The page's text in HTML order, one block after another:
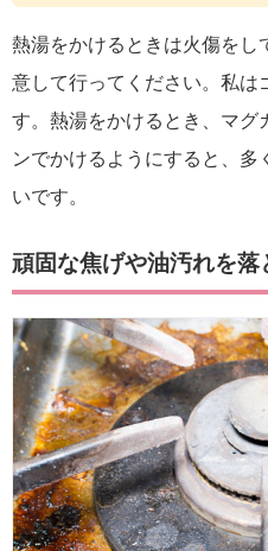
熱湯をかけるときは火傷をし
意して行ってください。私は
す。熱湯をかけるとき、マグ
ンでかけるようにすると、多
いです。
頑固な焦げや油汚れを落